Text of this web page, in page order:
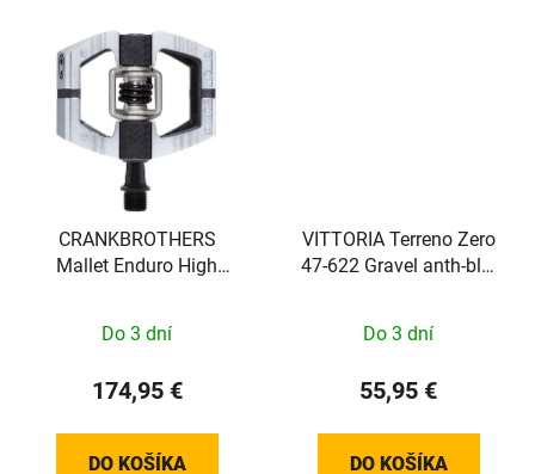
CRANKBROTHERS
Mallet Enduro High
Do 3 dní
174,95 €
DO KOŠÍKA
VITTORIA Terreno Zero
47-622 Gravel anth-blk-
Do 3 dní
55,95 €
DO KOŠÍKA